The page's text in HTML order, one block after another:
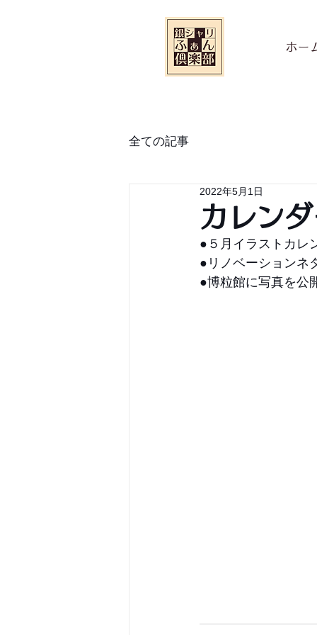
ホー
全ての記事
カレン
2022年5月1日
●５月イラストカレ
●リノベーションネ
●博粒館に写真を公